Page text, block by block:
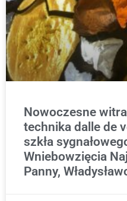
Nowoczesne
technika dalle de
szkła
Wniebowzięcia
Panny,